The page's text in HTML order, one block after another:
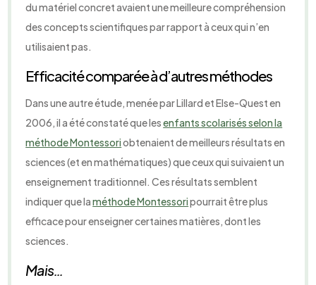
du matériel concret avaient une meilleure compréhension
des concepts scientifiques par rapport à ceux qui n’en
utilisaient pas.
Efficacité comparée à d’autres méthodes
Dans une autre étude, menée par Lillard et Else-Quest en
2006, il a été constaté que lesenfants scolarisés selon la
méthode Montessoriobtenaient de meilleurs résultats en
sciences (et en mathématiques) que ceux qui suivaient un
enseignement traditionnel. Ces résultats semblent
indiquer que laméthode Montessoripourrait être plus
efficace pour enseigner certaines matières, dont les
sciences.
Mais…